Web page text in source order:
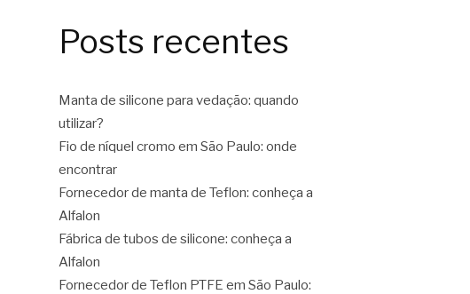
Posts recentes
Manta de silicone para vedação: quando
utilizar?
Fio de níquel cromo em São Paulo: onde
encontrar
Fornecedor de manta de Teflon: conheça a
Alfalon
Fábrica de tubos de silicone: conheça a
Alfalon
Fornecedor de Teflon PTFE em São Paulo: